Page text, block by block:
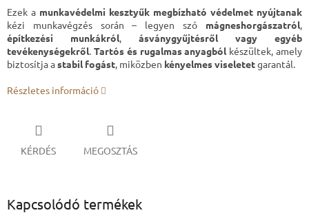
Ezek a munkavédelmi kesztyűk megbízható védelmet nyújtanak
kézi munkavégzés során – legyen szó mágneshorgászatról,
építkezési munkákról, ásványgyűjtésről vagy egyéb
tevékenységekről. Tartós és rugalmas anyagbólkészültek, amely
biztosítja astabil fogást, miközben kényelmes viseletetgarantál.
Részletes információ
KÉRDÉS MEGOSZTÁS
Kapcsolódó termékek